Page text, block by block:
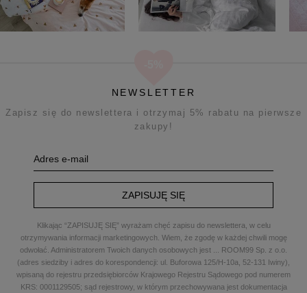
NEWSLETTER
Zapisz się do newslettera i otrzymaj 5% rabatu na pierwsze
zakupy!
ZAPISUJĘ SIĘ
Klikając “ZAPISUJĘ SIĘ” wyrażam chęć zapisu do newslettera, w celu
otrzymywania informacji marketingowych. Wiem, że zgodę w każdej chwili mogę
odwołać. Administratorem Twoich danych osobowych jest
ROOM99 Sp. z o.o.
(adres siedziby i adres do korespondencji: ul. Buforowa 125/H-10a, 52-131 Iwiny),
wpisaną do rejestru przedsiębiorców Krajowego Rejestru Sądowego pod numerem
KRS: 0001129505; sąd rejestrowy, w którym przechowywana jest dokumentacja